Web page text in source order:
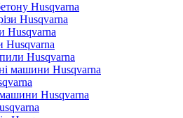
Husqvarna
Husqvarna
Husqvarna
Husqvarna
Husqvarna
машини Husqvarna
Husqvarna